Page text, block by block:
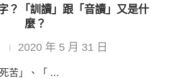
？「訓讀」跟「音讀」又是什
麼？
2020 年 5 月 31 日
苦」、「 …